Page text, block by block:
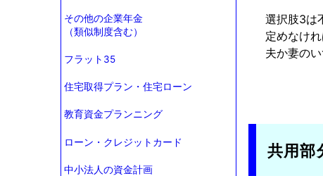
その他の企業年金
（類似制度含む）
フラット35
住宅取得プラン・住宅ローン
教育資金プランニング
ローン・クレジットカード
中小法人の資金計画
選択肢3は
定めなけ
夫か妻の
共用部